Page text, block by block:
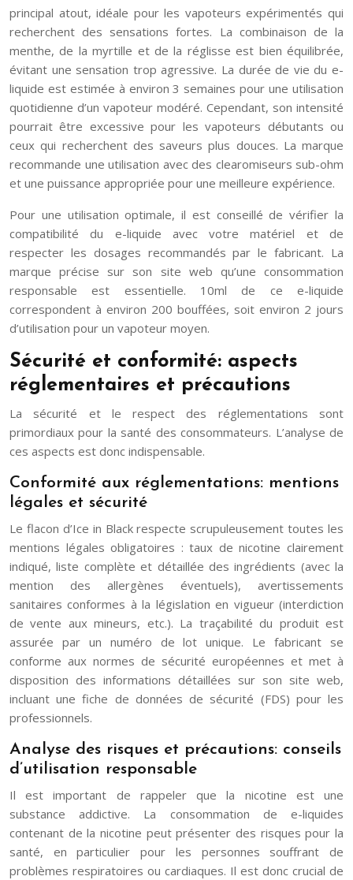
principal atout, idéale pour les vapoteurs expérimentés qui
recherchent des sensations fortes. La combinaison de la
menthe, de la myrtille et de la réglisse est bien équilibrée,
évitant une sensation trop agressive. La durée de vie du e-
liquide est estimée à environ 3 semaines pour une utilisation
quotidienne d’un vapoteur modéré. Cependant, son intensité
pourrait être excessive pour les vapoteurs débutants ou
ceux qui recherchent des saveurs plus douces. La marque
recommande une utilisation avec des clearomiseurs sub-ohm
et une puissance appropriée pour une meilleure expérience.
Pour une utilisation optimale, il est conseillé de vérifier la
compatibilité du e-liquide avec votre matériel et de
respecter les dosages recommandés par le fabricant. La
marque précise sur son site web qu’une consommation
responsable est essentielle. 10ml de ce e-liquide
correspondent à environ 200 bouffées, soit environ 2 jours
d’utilisation pour un vapoteur moyen.
Sécurité et conformité: aspects
réglementaires et précautions
La sécurité et le respect des réglementations sont
primordiaux pour la santé des consommateurs. L’analyse de
ces aspects est donc indispensable.
Conformité aux réglementations: mentions
légales et sécurité
Le flacon d’Ice in Black respecte scrupuleusement toutes les
mentions légales obligatoires : taux de nicotine clairement
indiqué, liste complète et détaillée des ingrédients (avec la
mention des allergènes éventuels), avertissements
sanitaires conformes à la législation en vigueur (interdiction
de vente aux mineurs, etc.). La traçabilité du produit est
assurée par un numéro de lot unique. Le fabricant se
conforme aux normes de sécurité européennes et met à
disposition des informations détaillées sur son site web,
incluant une fiche de données de sécurité (FDS) pour les
professionnels.
Analyse des risques et précautions: conseils
d’utilisation responsable
Il est important de rappeler que la nicotine est une
substance addictive. La consommation de e-liquides
contenant de la nicotine peut présenter des risques pour la
santé, en particulier pour les personnes souffrant de
problèmes respiratoires ou cardiaques. Il est donc crucial de